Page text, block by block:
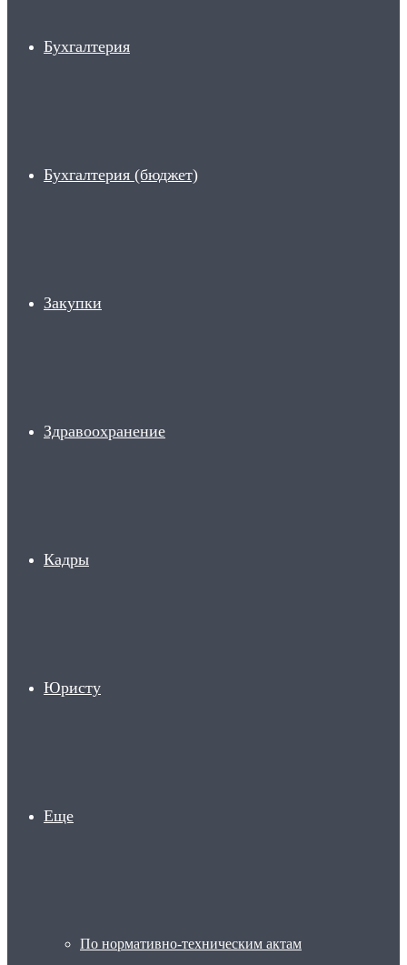
Бухгалтерия
Бухгалтерия (бюджет)
Закупки
Здравоохранение
Кадры
Юристу
Еще
По нормативно-техническим актам